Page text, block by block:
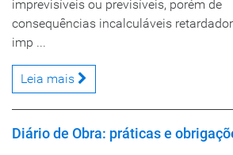
imprevisíveis ou previsíveis, porém de
consequências incalculáveis
imp ...
Leia mais
Diário de Obra: práticas e